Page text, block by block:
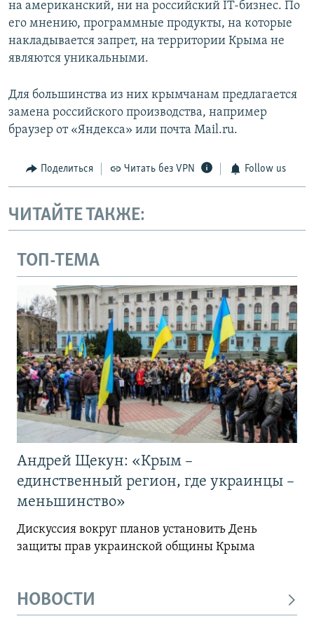
на американский, ни на российский IT-бизнес. По
его мнению, программные продукты, на которые
накладывается запрет, на территории Крыма не
являются уникальными.
Для большинства из них крымчанам предлагается
замена российского производства, например
браузер от «Яндекса» или почта Mail.ru.
Поделиться Читать без VPN Follow us
ЧИТАЙТЕ ТАКЖЕ:
ТОП-ТЕМА
Андрей Щекун: «Крым –
единственный регион, где украинцы –
меньшинство»
Дискуссия вокруг планов установить День
защиты прав украинской общины Крыма
НОВОСТИ